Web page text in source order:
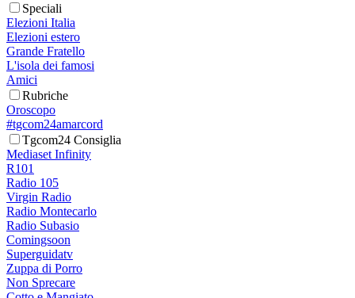
Speciali
Elezioni Italia
Elezioni estero
Grande Fratello
L'isola dei famosi
Amici
Rubriche
Oroscopo
#tgcom24amarcord
Tgcom24 Consiglia
Mediaset Infinity
R101
Radio 105
Virgin Radio
Radio Montecarlo
Radio Subasio
Comingsoon
Superguidatv
Zuppa di Porro
Non Sprecare